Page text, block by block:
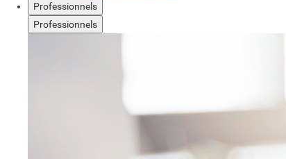
Professionnels
Professionnels